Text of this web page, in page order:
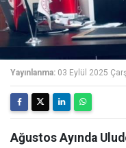
Yayınlanma: 03 Eylül 2025
Ağustos Ayında